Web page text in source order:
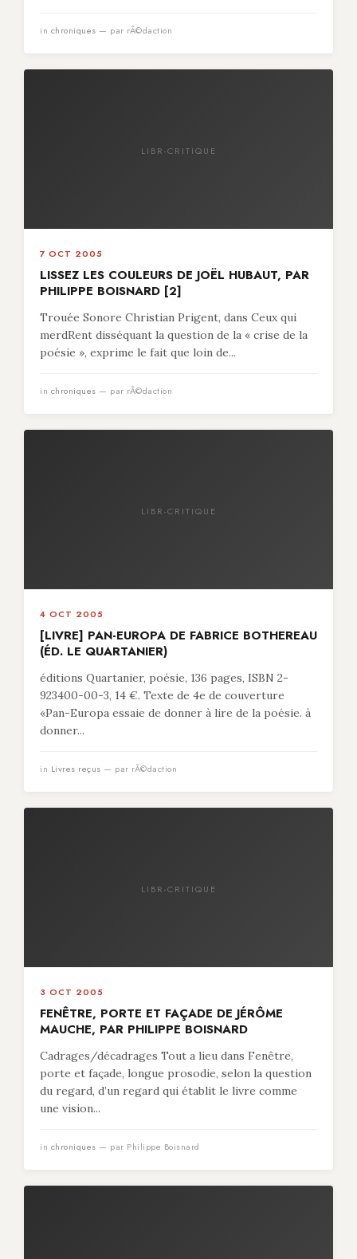
in chroniques — par rÃ©daction
LIBR-CRITIQUE
7 OCT 2005
LISSEZ LES COULEURS DE JOËL HUBAUT, PAR
PHILIPPE BOISNARD [2]
Trouée Sonore Christian Prigent, dans Ceux qui
merdRent disséquant la question de la « crise de la
poésie », exprime le fait que loin de...
in chroniques — par rÃ©daction
LIBR-CRITIQUE
4 OCT 2005
[LIVRE] PAN-EUROPA DE FABRICE BOTHEREAU
(ÉD. LE QUARTANIER)
éditions Quartanier, poésie, 136 pages, ISBN 2-
923400-00-3, 14 €. Texte de 4e de couverture
«Pan-Europa essaie de donner à lire de la poésie. à
donner...
in Livres reçus — par rÃ©daction
LIBR-CRITIQUE
3 OCT 2005
FENÊTRE, PORTE ET FAÇADE DE JÉRÔME
MAUCHE, PAR PHILIPPE BOISNARD
Cadrages/décadrages Tout a lieu dans Fenêtre,
porte et façade, longue prosodie, selon la question
du regard, d’un regard qui établit le livre comme
une vision...
in chroniques — par Philippe Boisnard